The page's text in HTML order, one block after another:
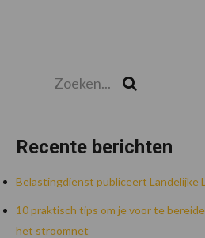
Recente berichten
Belastingdienst publiceert Landelijke
10 praktisch tips om je voor te
het stroomnet